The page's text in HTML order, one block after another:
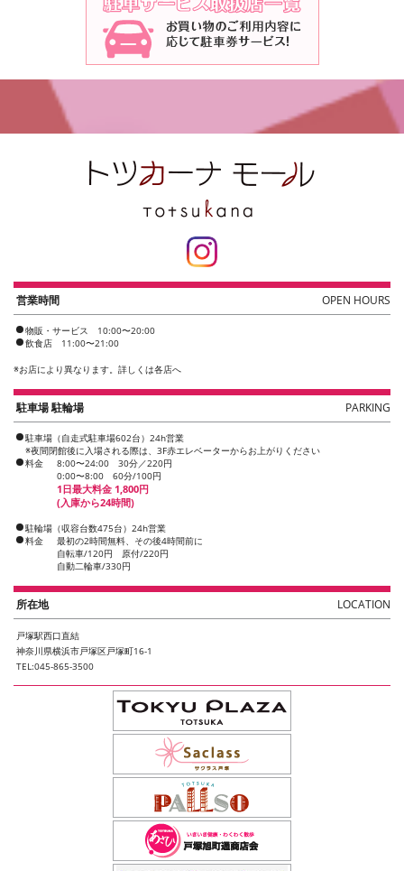
営業時間 OPEN HOURS
物販・サービス 10:00〜20:00
飲食店 11:00〜21:00
※お店により異なります。詳しくは各店へ
駐車場 駐輪場 PARKING
駐車場（自走式駐車場602台）24h営業
※夜間閉館後に入場される際は、3F赤エレベーターからお上がりください
料金
8:00〜24:00 30分／220円
0:00〜8:00 60分/100円
1日最大料金 1,800円
(入庫から24時間)
駐輪場（収容台数475台）24h営業
料金
最初の2時間無料、その後4時間前に
自転車/120円 原付/220円
自動二輪車/330円
所在地 LOCATION
戸塚駅西口直結
神奈川県横浜市戸塚区戸塚町16-1
TEL:045-865-3500